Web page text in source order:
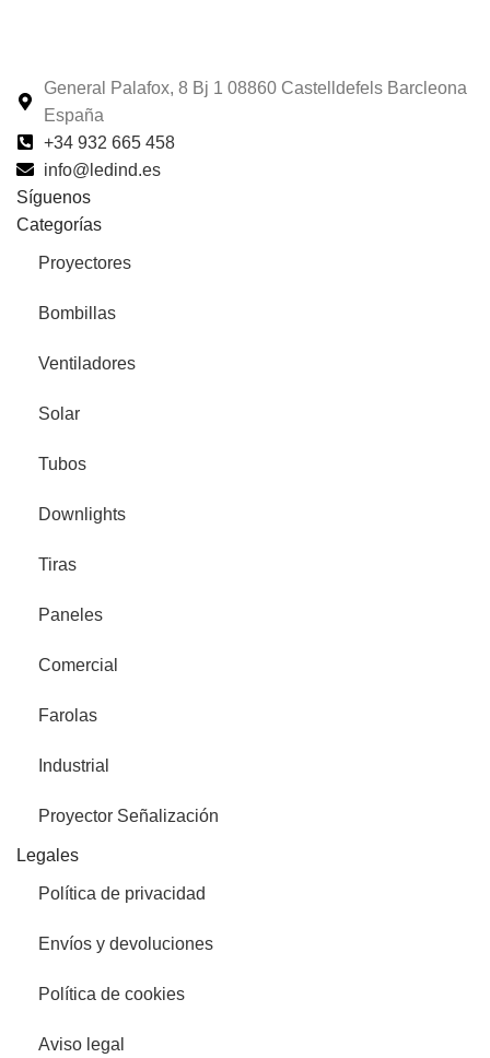
General Palafox, 8 Bj 1 08860 Castelldefels Barcleona
España
+34 932 665 458‬
info@ledind.es
Síguenos
Categorías
Proyectores
Bombillas
Ventiladores
Solar
Tubos
Downlights
Tiras
Paneles
Comercial
Farolas
Industrial
Proyector Señalización
Legales
Política de privacidad
Envíos y devoluciones
Política de cookies
Aviso legal